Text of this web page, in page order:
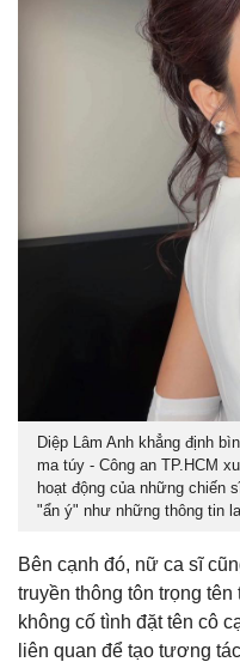
Diệp Lâm Anh khẳng định
ma túy - Công an TP.HCM
hoạt động của những chiến
"ẩn ý" như những thông tin
Bên cạnh đó, nữ ca sĩ
truyền thông tôn trọng
không cố tình đặt tên cô
liên quan để tạo tương